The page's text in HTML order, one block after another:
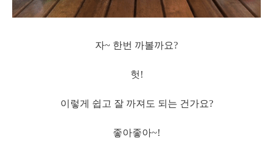
자~ 한번 까볼까요?
헛!
이렇게 쉽고 잘 까져도 되는 건가요?
좋아좋아~!